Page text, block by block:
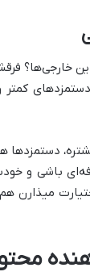
خارجی‌ها؟
دستمزدهای
باشی و
میذارن